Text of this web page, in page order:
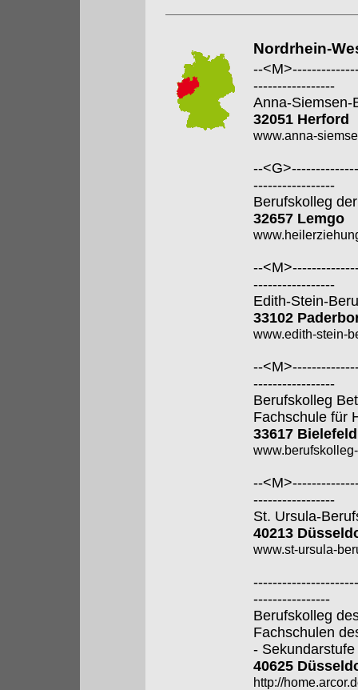
Nordrhein-
--
-----------------
Anna-Siemsen-
32051 Herford
www.anna-
--
-----------------
Berufskolleg
32657 Lemgo
--
-----------------
Edith-Stein-
33102
www.edith-stein-
--
-----------------
Berufskolleg
Fachschule für
33617 Bielefeld
--
-----------------
St. Ursula-
40213
www.st-ursula-
----------------
Berufskolleg
Fachschulen
- Sekundarstufe
40625
http://